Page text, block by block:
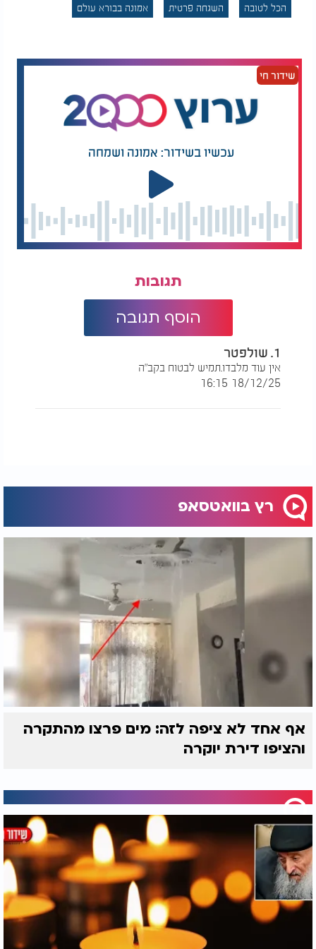
הפתרון היחיד הוא להשליך את הבעיה על הקדוש ברוך
הקיום. המסר הברור שהדהד ברחובות הוא קריאה לכל
יהודי ויהודייה להתחזק ולסמוך תמיד על ההשגחה
הכל לטובה השגחה פרטית אמונה בבורא עולם
שידור חי
עכשיו בשידור: אמונה ושמחה
תגובות
הוסף תגובה
1. שולפטר
אין עוד מלבדו.תמיש לבטוח בקב"ה
18/12/25 16:15
רץ בוואטסאפ
אף אחד לא ציפה לזה: מים פרצו מהתקרה
והציפו דירת יוקרה